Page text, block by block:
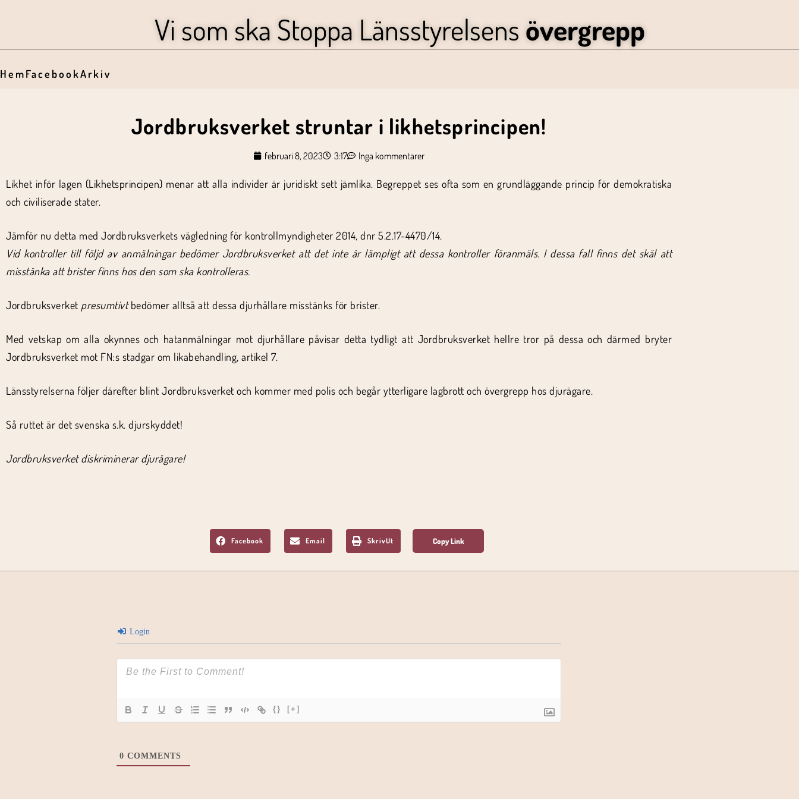
Vi som ska Stoppa Länsstyrelsens övergrepp
HemFacebookArkiv
Jordbruksverket struntar i likhetsprincipen!
februari 8, 2023 3:17 Inga kommentarer
Likhet inför lagen (Likhetsprincipen) menar att alla individer är juridiskt sett jämlika. Begreppet ses ofta som en grundläggande princip för demokratiska
och civiliserade stater.
Jämför nu detta med Jordbruksverkets vägledning för kontrollmyndigheter 2014, dnr 5.2.17-4470/14.
Vid kontroller till följd av anmälningar bedömer Jordbruksverket att det inte är lämpligt att dessa kontroller föranmäls. I dessa fall finns det skäl att
misstänka att brister finns hos den som ska kontrolleras.
Jordbruksverket presumtivtbedömer alltså att dessa djurhållare misstänks för brister.
Med vetskap om alla okynnes och hatanmälningar mot djurhållare påvisar detta tydligt att Jordbruksverket hellre tror på dessa och därmed bryter
Jordbruksverket mot FN:s stadgar om likabehandling, artikel 7.
Länsstyrelserna följer därefter blint Jordbruksverket och kommer med polis och begår ytterligare lagbrott och övergrepp hos djurägare.
Så ruttet är det svenska s.k. djurskyddet!
Jordbruksverket diskriminerar djurägare!
Facebook Email SkrivUt
Login
{} [+]
0 COMMENTS